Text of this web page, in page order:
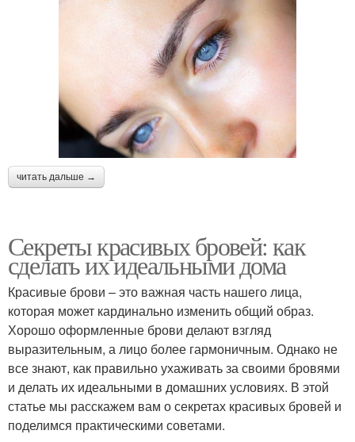
читать дальше →
Секреты красивых бровей: как
сделать их идеальными дома
Красивые брови – это важная часть нашего лица,
которая может кардинально изменить общий образ.
Хорошо оформленные брови делают взгляд
выразительным, а лицо более гармоничным. Однако не
все знают, как правильно ухаживать за своими бровями
и делать их идеальными в домашних условиях. В этой
статье мы расскажем вам о секретах красивых бровей и
поделимся практическими советами.